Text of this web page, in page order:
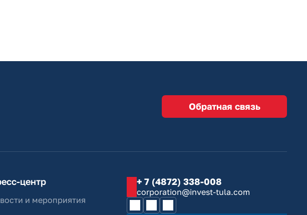
Обратная связь
центр
и мероприятия
+ 7 (4872) 338-008
corporation@invest-tula.com